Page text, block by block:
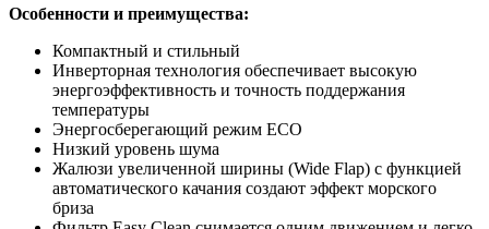
Особенности и преимущества:
Компактный и стильный
Инверторная технология обеспечивает высокую
энергоэффективность и точность поддержания
температуры
Энергосберегающий режим ECO
Низкий уровень шума
Жалюзи увеличенной ширины (Wide Flap) с функцией
автоматического качания создают эффект морского
бриза